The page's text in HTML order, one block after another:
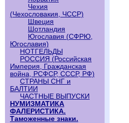
Чехия
(Чехословакия, ЧССР)
Швеция
Шотландия
Югославия (СФРЮ,
Югославия)
НОТГЕЛЬДЫ
РОССИЯ (Российская
Империя, Гражданская
война, РСФСР, СССР, РФ)
СТРАНЫ СНГ и
БАЛТИИ
ЧАСТНЫЕ ВЫПУСКИ
НУМИЗМАТИКА
ФАЛЕРИСТИКА.
Таможенные знаки.